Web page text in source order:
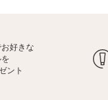
好きな
ント